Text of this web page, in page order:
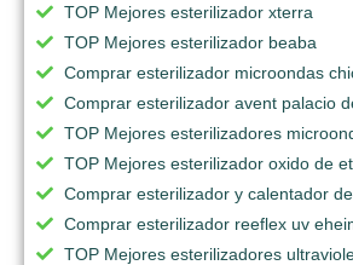
TOP Mejores esterilizador xterra
TOP Mejores esterilizador beaba
Comprar esterilizador microondas
Comprar esterilizador avent palacio
TOP Mejores esterilizadores
TOP Mejores esterilizador oxido de
Comprar esterilizador y calentador
Comprar esterilizador reeflex uv
TOP Mejores esterilizadores